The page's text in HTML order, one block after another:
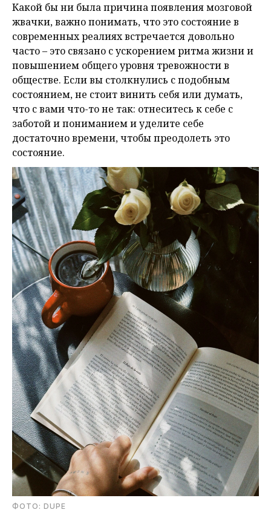
Какой бы ни была причина появления мозговой
жвачки, важно понимать, что это состояние в
современных реалиях встречается довольно
часто – это связано с ускорением ритма жизни и
повышением общего уровня тревожности в
обществе. Если вы столкнулись с подобным
состоянием, не стоит винить себя или думать,
что с вами что-то не так: отнеситесь к себе с
заботой и пониманием и уделите себе
достаточно времени, чтобы преодолеть это
состояние.
ФОТО: DUPE